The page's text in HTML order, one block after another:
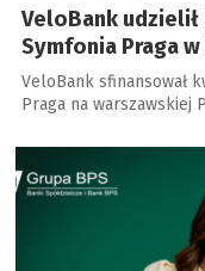
VeloBank
Symfonia Praga
VeloBank sfinansował
Praga na warszawskiej
a